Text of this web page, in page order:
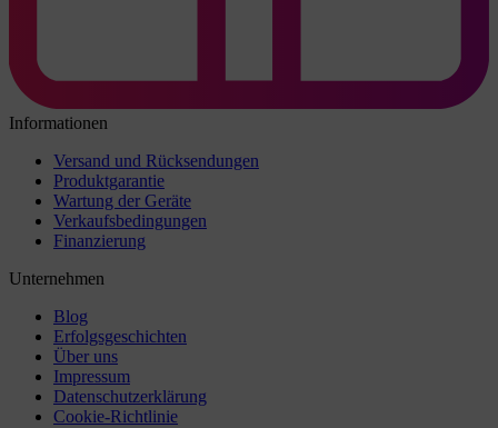
Informationen
Versand und Rücksendungen
Produktgarantie
Wartung der Geräte
Verkaufsbedingungen
Finanzierung
Unternehmen
Blog
Erfolgsgeschichten
Über uns
Impressum
Datenschutzerklärung
Cookie-Richtlinie